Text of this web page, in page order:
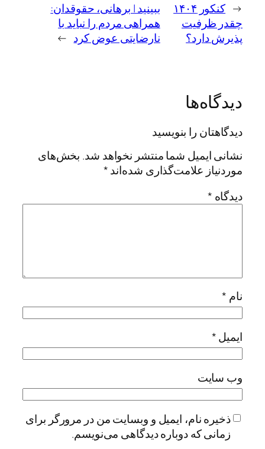
←
کنکور ۱۴۰۴
چقدر ظرفیت
پذیرش دارد؟
ببینید | برهانی،‌ حقوقدان:
همراهی مردم را نباید با
نارضایتی عوض کرد →
دیدگاه‌ها
دیدگاهتان را بنویسید
نشانی ایمیل شما منتشر نخواهد شد. بخش‌های
موردنیاز علامت‌گذاری شده‌اند*
دیدگاه *
نام *
ایمیل*
وب‌ سایت
ذخیره نام، ایمیل و وبسایت من در مرورگر برای
زمانی که دوباره دیدگاهی می‌نویسم.